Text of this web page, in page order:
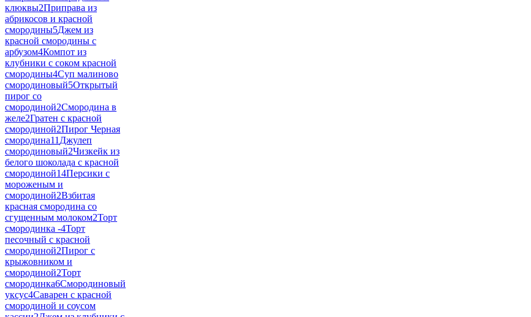
клюквы2Приправа из
абрикосов и красной
смородины5Джем из
красной смородины с
арбузом4Компот из
клубники с соком красной
смородины4Суп малиново
смородиновый5Открытый
пирог со
смородиной2Смородина в
желе2Гратен с красной
смородиной2Пирог Черная
смородина11Джулеп
смородиновый2Чизкейк из
белого шоколада с красной
смородиной14Персики с
мороженым и
смородиной2Взбитая
красная смородина со
сгущенным молоком2Торт
смородинка -4Торт
песочный с красной
смородиной2Пирог с
крыжовником и
смородиной2Торт
смородинка6Смородиновый
уксус4Саварен с красной
смородиной и соусом